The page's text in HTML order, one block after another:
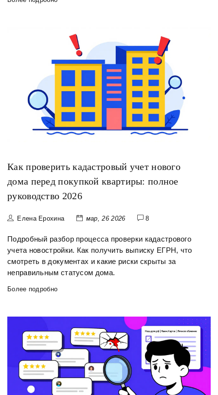
Как проверить кадастровый учет нового
дома перед покупкой квартиры: полное
руководство 2026
Елена Ерохина мар, 26 2026 8
Подробный разбор процесса проверки кадастрового
учета новостройки. Как получить выписку ЕГРН, что
смотреть в документах и какие риски скрыты за
неправильным статусом дома.
Более подробно